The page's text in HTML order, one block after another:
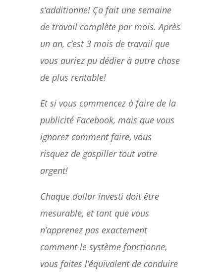
s’additionne! Ça fait une semaine
de travail complète par mois. Après
un an, c’est 3 mois de travail que
vous auriez pu dédier à autre chose
de plus rentable!
Et si vous commencez à faire de la
publicité Facebook, mais que vous
ignorez comment faire, vous
risquez de gaspiller tout votre
argent!
Chaque dollar investi doit être
mesurable, et tant que vous
n’apprenez pas exactement
comment le système fonctionne,
vous faites l’équivalent de conduire